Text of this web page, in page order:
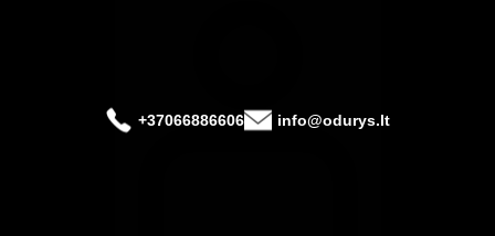
+37066886606 info@odurys.lt